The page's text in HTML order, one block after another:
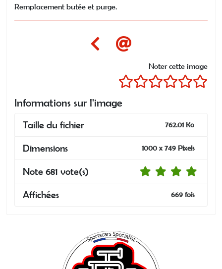
Remplacement butée et purge.
Noter cette image
Informations sur l'image
Taille du fichier 762.01 Ko
Dimensions 1000 x 749 Pixels
Note 681 vote(s)
Affichées 669 fois